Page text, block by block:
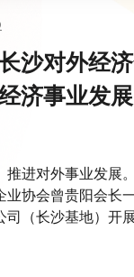
沙对外经
济事业发展
进对外事业发展
协会曾贵阳会长
（长沙基地）开展